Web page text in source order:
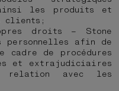
les produits et
clients;
droits – Stone
personnelles afin de
de procédures
et extrajudiciaires
avec les